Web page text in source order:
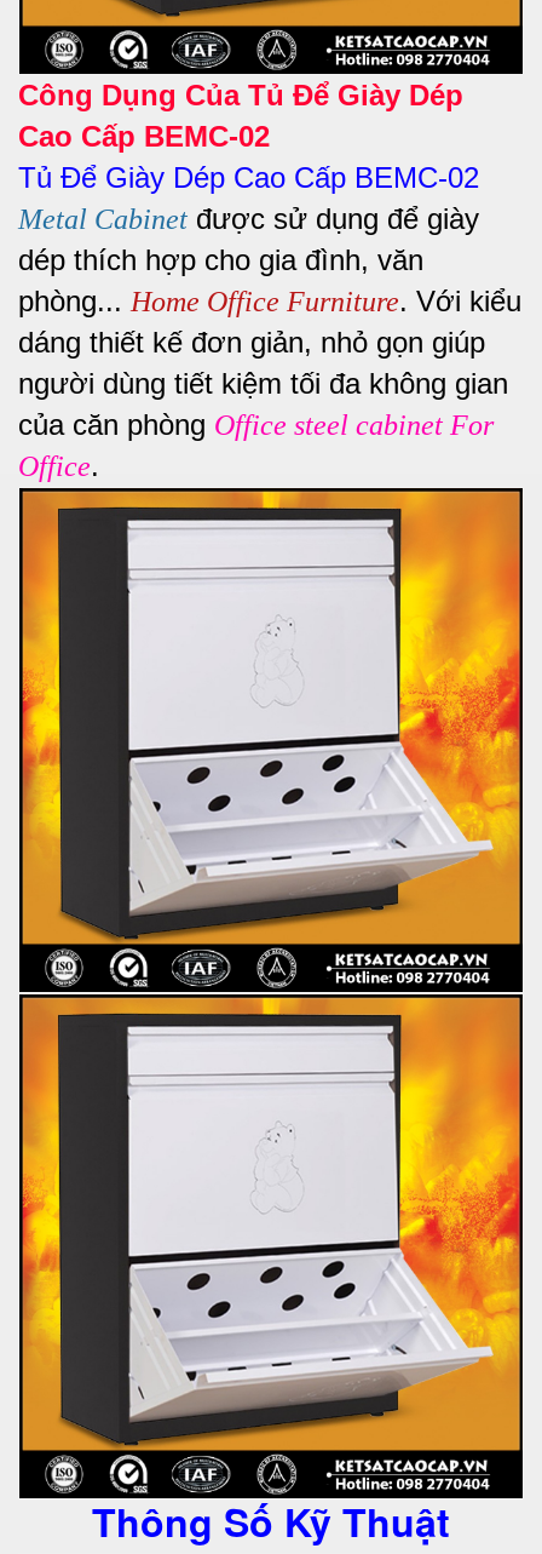
Công Dụng Của Tủ Để Giày Dép
Cao Cấp BEMC-02
Tủ Để Giày Dép Cao Cấp BEMC-02
Metal Cabinet được sử dụng để giày
dép thích hợp cho gia đình, văn
phòng... Home Office Furniture. Với kiểu
dáng thiết kế đơn giản, nhỏ gọn giúp
người dùng tiết kiệm tối đa không gian
của căn phòng Office steel cabinet For
Office.
Thông Số Kỹ Thuật